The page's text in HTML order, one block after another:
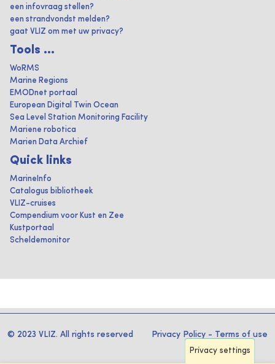
een infovraag stellen?
een strandvondst melden?
gaat VLIZ om met uw privacy?
Tools ...
WoRMS
Marine Regions
EMODnet portaal
European Digital Twin Ocean
Sea Level Station Monitoring Facility
Mariene robotica
Marien Data Archief
Quick links
MarineInfo
Catalogus bibliotheek
VLIZ-cruises
Compendium voor Kust en Zee
Kustportaal
Scheldemonitor
© 2023 VLIZ. All rights reserved Privacy Policy - Terms of use
Privacy settings